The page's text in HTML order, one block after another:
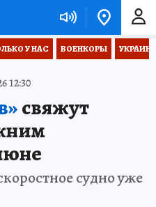
У НАС ВОЕНКОРЫ
12:30
свяжут
судно уже